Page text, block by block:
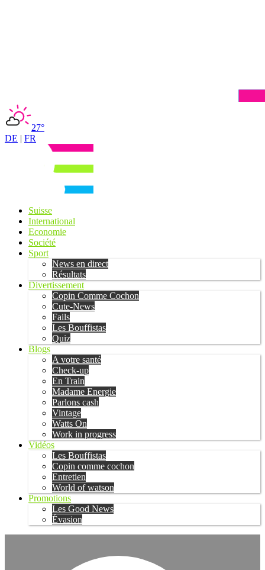
27°
DE | FR
Suisse
International
Economie
Société
Sport
News en direct
Résultats
Divertissement
Copin Comme Cochon
Cute-News
Fails
Les Bouffistas
Quiz
Blogs
A votre santé
Check-up
En Train
Madame Energie
Parlons cash
Vintage
Watts On
Work in progress
Vidéos
Les Bouffistas
Copin comme cochon
Entretien
World of watson
Promotions
Les Good News
Évasion